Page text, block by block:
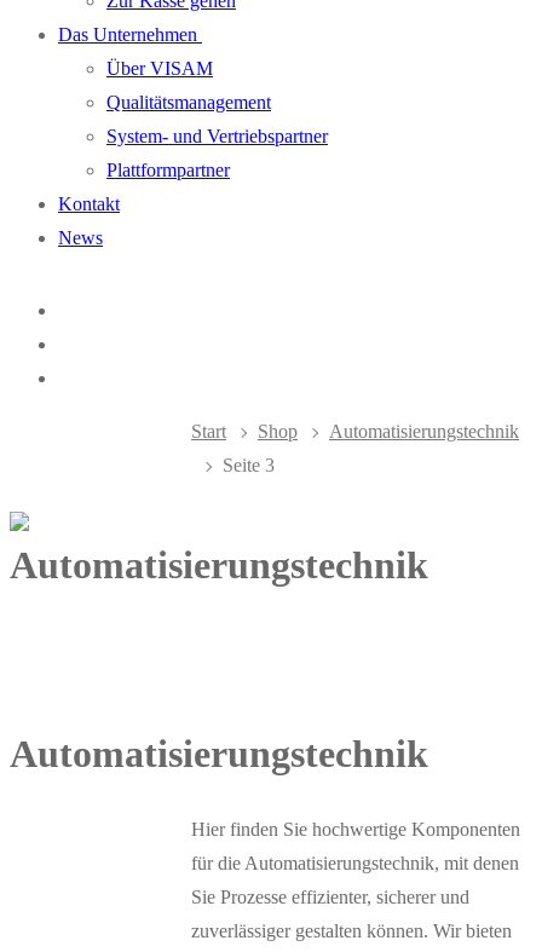
Das Unternehmen
Über VISAM
Qualitätsmanagement
System- und Vertriebspartner
Plattformpartner
Kontakt
News
Start Shop
Automatisierungstechnik
Seite 3
Automatisierungstechnik
Hier finden Sie hochwertige Komponenten
für die Automatisierungstechnik, mit denen
Sie Prozesse effizienter, sicherer und
zuverlässiger gestalten können. Wir bieten